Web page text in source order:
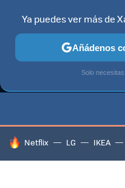
GUÍAS DE COMPRA
HOY SE HABLA DE
Netflix LG IKEA
Ya puedes ver más de
Añádenos
Solo